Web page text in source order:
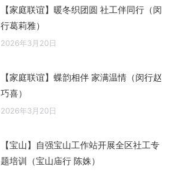
【家庭联谊】暖冬织团圆 社工伴同行（闵
行葛莉雅）
2026年3月20日
【家庭联谊】蝶韵相伴 家满温情（闵行赵
巧喜）
2026年3月20日
【宝山】自强宝山工作站开展全区社工专
题培训（宝山庙行 陈姝）